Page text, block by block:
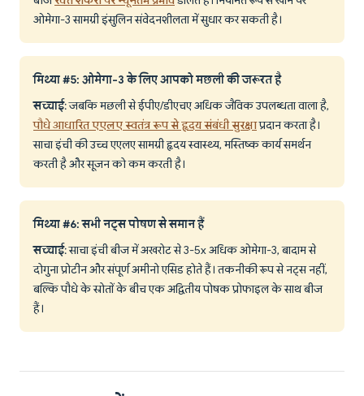
ओमेगा-3 सामग्री इंसुलिन संवेदनशीलता में सुधार कर सकती है।
मिथ्या #5: ओमेगा-3 के लिए आपको मछली की जरूरत है
सच्चाई: जबकि मछली से ईपीए/डीएचए अधिक जैविक उपलब्धता वाला है,
पौधे आधारित एएलए स्वतंत्र रूप से हृदय संबंधी सुरक्षाप्रदान करता है।
साचा इंची की उच्च एएलए सामग्री हृदय स्वास्थ्य, मस्तिष्क कार्य समर्थन
करती है और सूजन को कम करती है।
मिथ्या #6: सभी नट्स पोषण से समान हैं
सच्चाई: साचा इंची बीज में अखरोट से 3-5x अधिक ओमेगा-3, बादाम से
दोगुना प्रोटीन और संपूर्ण अमीनो एसिड होते हैं। तकनीकी रूप से नट्स नहीं,
बल्कि पौधे के स्रोतों के बीच एक अद्वितीय पोषक प्रोफाइल के साथ बीज
हैं।